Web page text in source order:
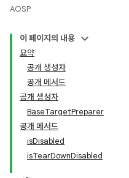
AOSP
이 페이지의 내용
요약
공개 생성자
공개 메서드
공개 생성자
BaseTargetPreparer
공개 메서드
isDisabled
isTearDownDisabled